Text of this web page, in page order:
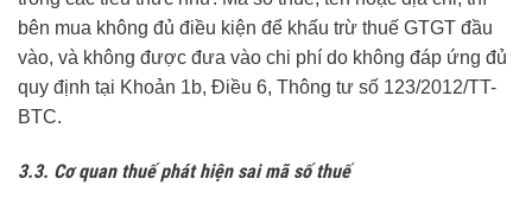
bên mua không đủ điều kiện để khấu trừ thuế GTGT đầu
vào, và không được đưa vào chi phí do không đáp ứng đủ
quy định tại Khoản 1b, Điều 6, Thông tư số 123/2012/TT-
BTC.
3.3. Cơ quan thuế phát hiện sai mã số thuế